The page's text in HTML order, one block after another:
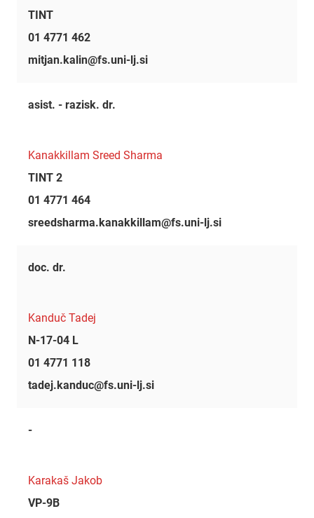
TINT
01 4771 462
mitjan.kalin@fs.uni-lj.si
asist. - razisk. dr.
Kanakkillam Sreed Sharma
TINT 2
01 4771 464
sreedsharma.kanakkillam@fs.uni-lj.si
doc. dr.
Kanduč Tadej
N-17-04 L
01 4771 118
tadej.kanduc@fs.uni-lj.si
-
Karakaš Jakob
VP-9B